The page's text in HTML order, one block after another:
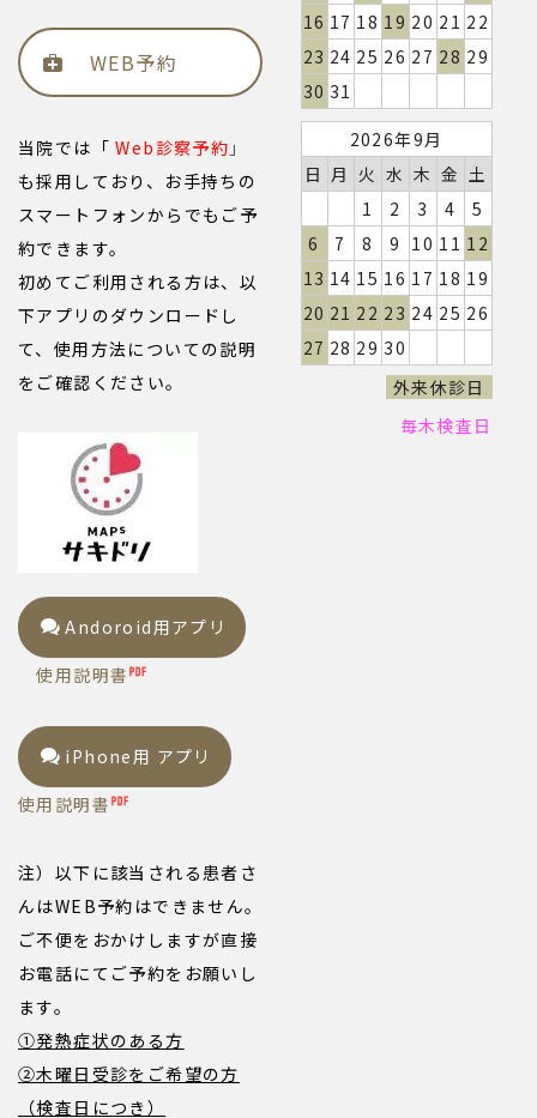
WEB予約
当院では「 Web診察予約 」
も採用しており、お手持ちの
スマートフォンからでもご予
約できます。
初めてご利用される方は、以
下アプリのダウンロードし
て、使用方法についての説明
をご確認ください。
Andoroid用アプリ
使用説明書
iPhone用 アプリ
使用説明書
注）以下に該当される患者さ
んはWEB予約はできません。
ご不便をおかけしますが直接
お電話にてご予約をお願いし
ます。
①発熱症状のある方
②木曜日受診をご希望の方
（検査日につき）
16 17 18 19 20 21 22
23 24 25 26 27 28 29
30 31
2026年9月
日 月 火 水 木 金 土
1
2 3 4
5
6
7 8 9 10 11 12
13 14 15 16 17 18 19
20 21 22 23 24 25 26
27 28 29 30
外来休診日
毎木検査日